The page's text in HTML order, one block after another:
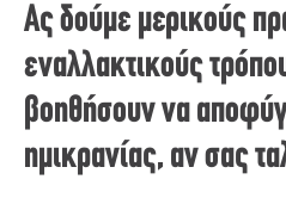
Ας δούμε μερικούς
εναλλακτικούς
βοηθήσουν να
ημικρανίας, αν σας